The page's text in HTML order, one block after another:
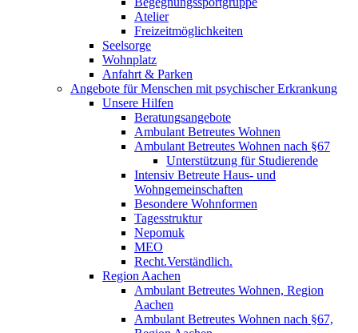
Atelier
Freizeitmöglichkeiten
Seelsorge
Wohnplatz
Anfahrt & Parken
Angebote für Menschen mit psychischer Erkrankung
Unsere Hilfen
Beratungsangebote
Ambulant Betreutes Wohnen
Ambulant Betreutes Wohnen nach §67
Unterstützung für Studierende
Intensiv Betreute Haus- und
Wohngemeinschaften
Besondere Wohnformen
Tagesstruktur
Nepomuk
MEO
Recht.Verständlich.
Region Aachen
Ambulant Betreutes Wohnen, Region
Aachen
Ambulant Betreutes Wohnen nach §67,